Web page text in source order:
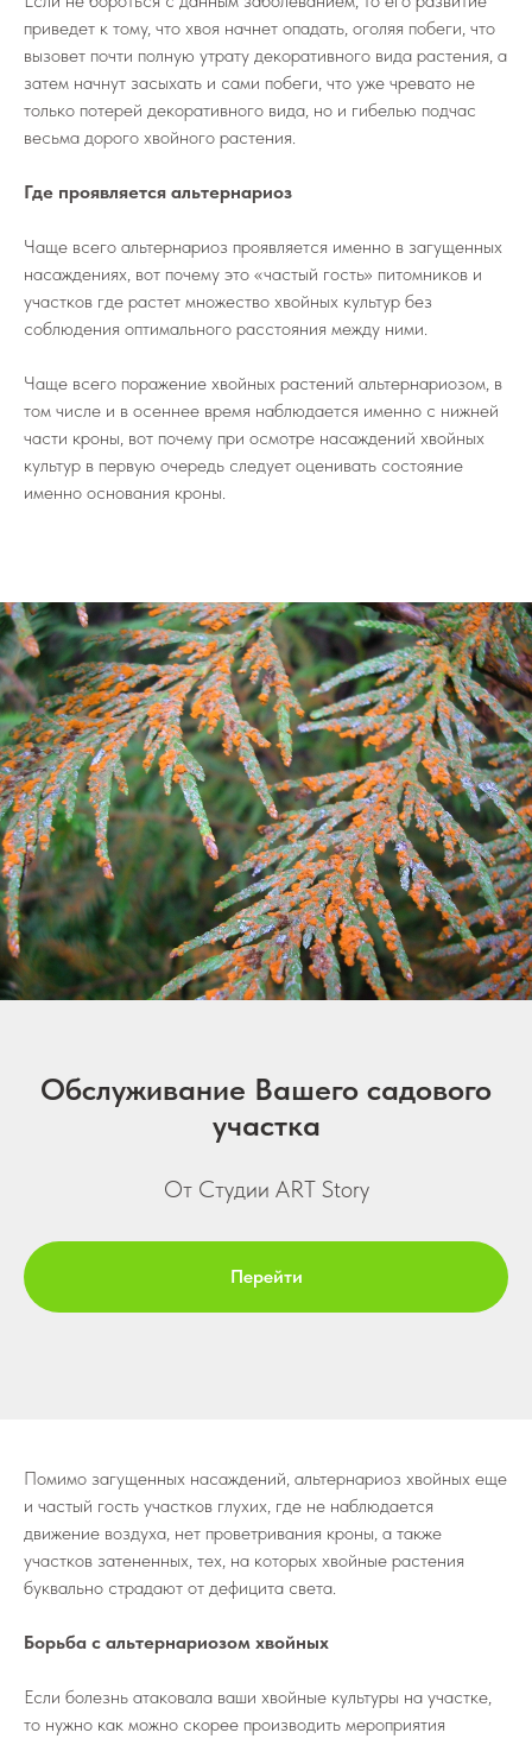
приведет к тому, что хвоя начнет опадать, оголяя побеги, что
вызовет почти полную утрату декоративного вида растения, а
затем начнут засыхать и сами побеги, что уже чревато не
только потерей декоративного вида, но и гибелью подчас
весьма дорого хвойного растения.
Где проявляется альтернариоз
Чаще всего альтернариоз проявляется именно в загущенных
насаждениях, вот почему это «частый гость» питомников и
участков где растет множество хвойных культур без
соблюдения оптимального расстояния между ними.
Чаще всего поражение хвойных растений альтернариозом, в
том числе и в осеннее время наблюдается именно с нижней
части кроны, вот почему при осмотре насаждений хвойных
культур в первую очередь следует оценивать состояние
именно основания кроны.
Обслуживание Вашего садового
участка
От Студии ART Story
Перейти
Помимо загущенных насаждений, альтернариоз хвойных еще
и частый гость участков глухих, где не наблюдается
движение воздуха, нет проветривания кроны, а также
участков затененных, тех, на которых хвойные растения
буквально страдают от дефицита света.
Борьба с альтернариозом хвойных
Если болезнь атаковала ваши хвойные культуры на участке,
то нужно как можно скорее производить мероприятия